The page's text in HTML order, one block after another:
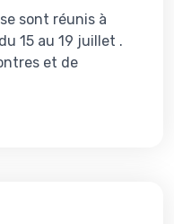
sont réunis à
15 au 19 juillet .
et de